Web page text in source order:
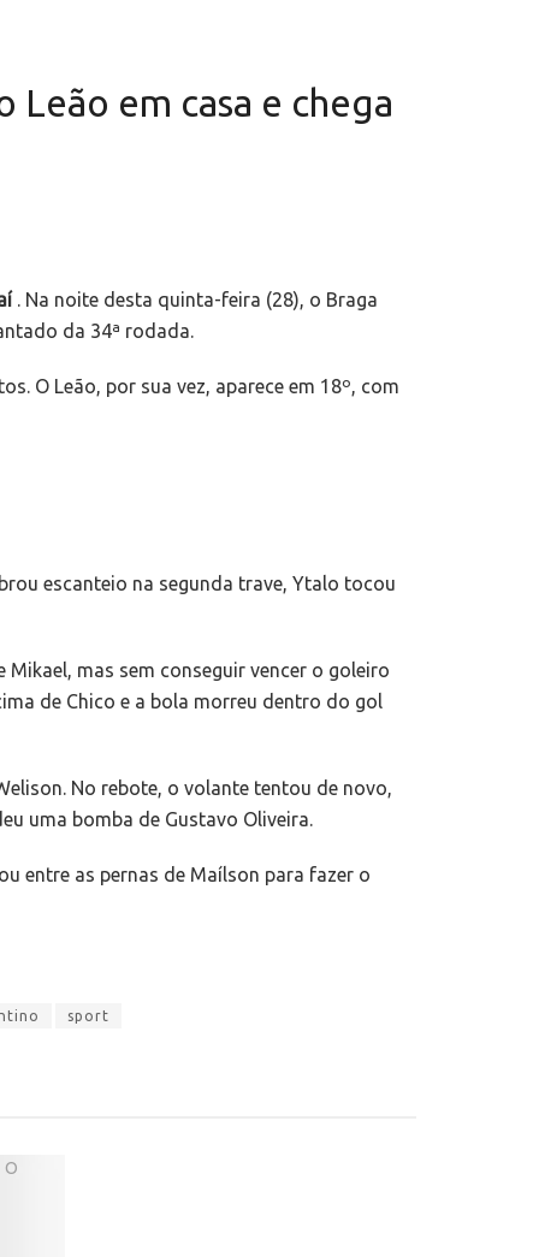
em casa e chega
. Na noite desta quinta-feira (28), o Braga
da 34ª rodada.
O Leão, por sua vez, aparece em 18º, com
escanteio na segunda trave, Ytalo tocou
mas sem conseguir vencer o goleiro
de Chico e a bola morreu dentro do gol
No rebote, o volante tentou de novo,
uma bomba de Gustavo Oliveira.
entre as pernas de Maílson para fazer o
sport